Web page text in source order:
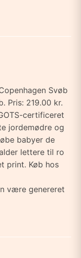
Svøb
Pris: 219.00 kr.
certificeret
jordemødre og
babyer de
lettere til ro
print. Køb hos
være genereret